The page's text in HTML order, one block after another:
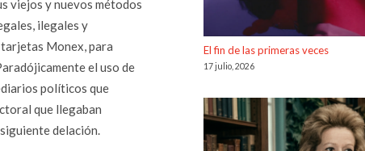
viejos y nuevos métodos
ilegales y
Monex, para
el uso de
políticos que
que llegaban
delación.
El fin de las primeras veces
17 julio, 2026